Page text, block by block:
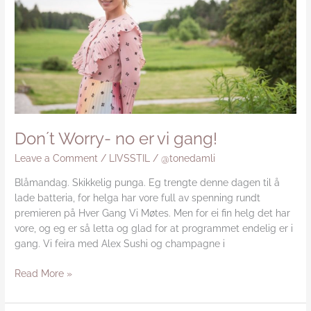
Don´t Worry- no er vi gang!
Leave a Comment / LIVSSTIL /@tonedamli
Blåmandag. Skikkelig punga. Eg trengte denne dagen til å
lade batteria, for helga har vore full av spenning rundt
premieren på Hver Gang Vi Møtes. Men for ei fin helg det har
vore, og eg er så letta og glad for at programmet endelig er i
gang. Vi feira med Alex Sushi og champagne i
vi
gang!
Read More »